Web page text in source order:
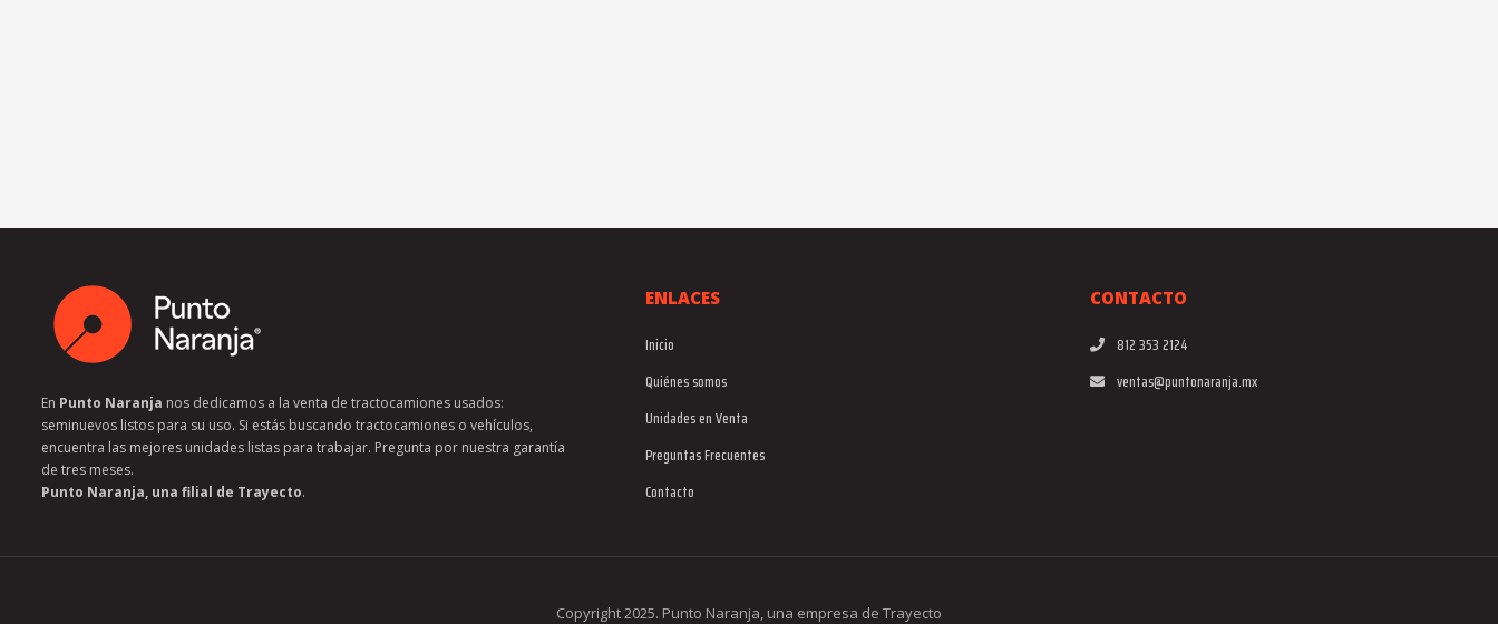
En Punto Naranja nos dedicamos a la venta de tractocamiones usados:
seminuevos listos para su uso. Si estás buscando tractocamiones o vehículos,
encuentra las mejores unidades listas para trabajar. Pregunta por nuestra garantía
de tres meses. ​
Punto Naranja, una filial de Trayecto.
ENLACES
Inicio
Quiénes somos
Unidades en Venta
Preguntas Frecuentes
Contacto
CONTACTO
812 353 2124
ventas@puntonaranja.mx
Copyright 2025. Punto Naranja, una empresa de Trayecto